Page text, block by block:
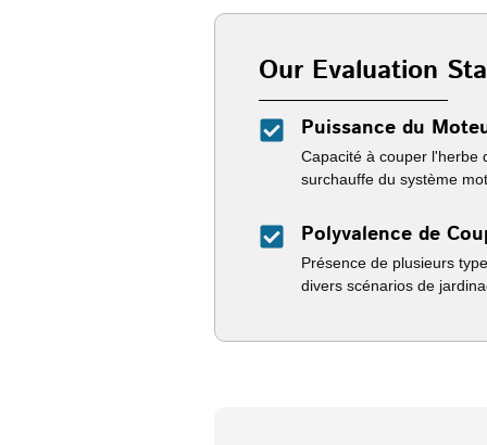
Our Evaluation
Puissance du
Capacité à couper l'herbe
surchauffe du système
Polyvalence de
Présence de plusieurs
divers scénarios de